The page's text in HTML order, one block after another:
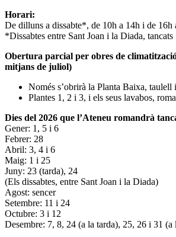
Horari:
De dilluns a dissabte*, de 10h a 14h i de 16h
*Dissabtes entre Sant Joan i la Diada, tancats
Obertura parcial per obres de climatització
mitjans de juliol)
Només s’obrirà la Planta Baixa, taulell
Plantes 1, 2 i 3, i els seus lavabos,
Dies del 2026 que l’Ateneu romandrà
Gener: 1, 5 i 6
Febrer: 28
Abril: 3, 4 i 6
Maig: 1 i 25
Juny: 23 (tarda), 24
(Els dissabtes, entre Sant Joan i la Diada)
Agost: sencer
Setembre: 11 i 24
Octubre: 3 i 12
Desembre: 7, 8, 24 (a la tarda), 25, 26 i 31 (a